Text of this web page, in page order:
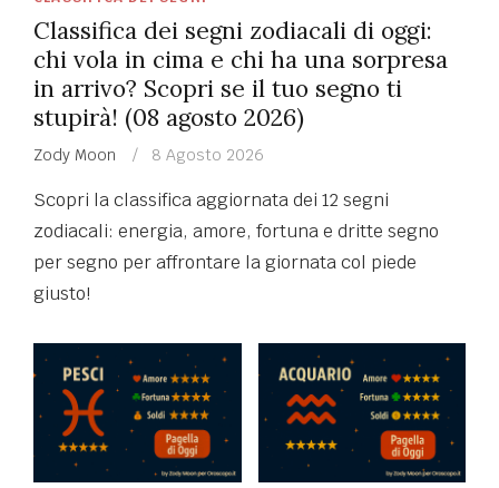
Classifica dei segni zodiacali di oggi:
chi vola in cima e chi ha una sorpresa
in arrivo? Scopri se il tuo segno ti
stupirà! (08 agosto 2026)
Zody Moon
Scritto
8 Agosto 2026
Scopri la classifica aggiornata dei 12 segni
zodiacali: energia, amore, fortuna e dritte segno
per segno per affrontare la giornata col piede
giusto!